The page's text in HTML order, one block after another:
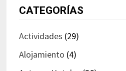
CATEGORÍAS
Actividades (29)
Alojamiento (4)